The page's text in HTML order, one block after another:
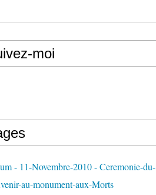
moi
- 11-Novembre-2010 - Ceremonie-du-
au-monument-aux-Morts